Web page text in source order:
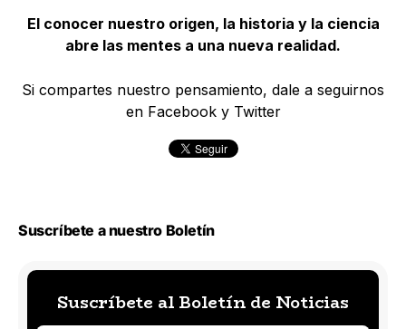
El conocer nuestro origen, la historia y la ciencia
abre las mentes a una nueva realidad.
Si compartes nuestro pensamiento, dale a seguirnos
en Facebook y Twitter
Suscríbete a nuestro Boletín
Suscríbete al Boletín de Noticias